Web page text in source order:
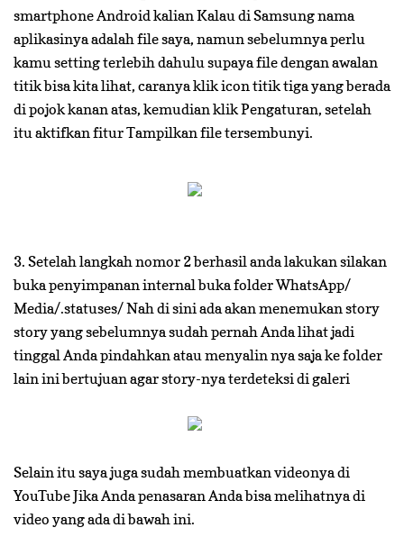
smartphone Android kalian Kalau di Samsung nama
aplikasinya adalah file saya, namun sebelumnya perlu
kamu setting terlebih dahulu supaya file dengan awalan
titik bisa kita lihat, caranya klik icon titik tiga yang berada
di pojok kanan atas, kemudian klik Pengaturan, setelah
itu aktifkan fitur Tampilkan file tersembunyi.
3. Setelah langkah nomor 2 berhasil anda lakukan silakan
buka penyimpanan internal buka folder WhatsApp/
Media/.statuses/ Nah di sini ada akan menemukan story
story yang sebelumnya sudah pernah Anda lihat jadi
tinggal Anda pindahkan atau menyalin nya saja ke folder
lain ini bertujuan agar story-nya terdeteksi di galeri
Selain itu saya juga sudah membuatkan videonya di
YouTube Jika Anda penasaran Anda bisa melihatnya di
video yang ada di bawah ini.